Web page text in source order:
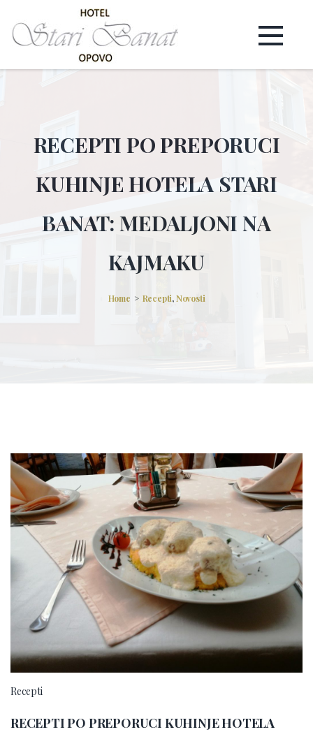
RECEPTI PO PREPORUCI
KUHINJE HOTELA STARI
BANAT: MEDALJONI NA
KAJMAKU
Home Recepti,Novosti
Recepti
RECEPTI PO PREPORUCI KUHINJE HOTELA